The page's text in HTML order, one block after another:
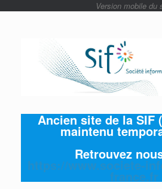
Ancien site de la SIF
maintenu
Retrouvez
https://www.societe-
france.fr